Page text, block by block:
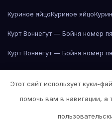
Куриное яйцоКуриное яйцо
Курт Воннегут — Бойня номер
Курт Воннегут — Бойня номер
Лев Толстой — Война и мир
Этот сайт использует куки-
помочь вам в навигации, а